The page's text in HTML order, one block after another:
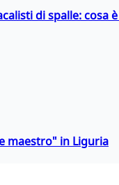
di spalle: cosa
maestro" in Liguria